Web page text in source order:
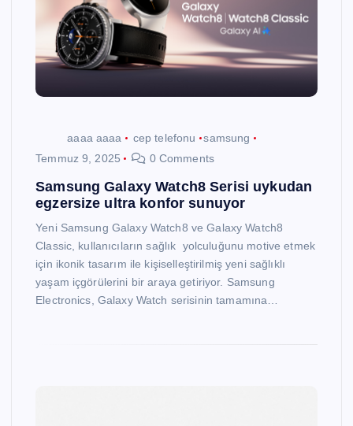
aaaa aaaa cep telefonu
samsung
Temmuz 9, 2025
0 Comments
Samsung Galaxy Watch8 Serisi uykudan
egzersize ultra konfor sunuyor
Yeni Samsung Galaxy Watch8 ve Galaxy Watch8
Classic, kullanıcıların sağlık yolculuğunu motive etmek
için ikonik tasarım ile kişiselleştirilmiş yeni sağlıklı
yaşam içgörülerini bir araya getiriyor. Samsung
Electronics, Galaxy Watch serisinin tamamına…